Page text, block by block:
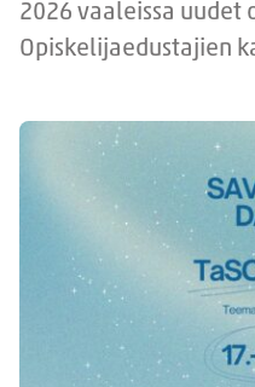
2026 vaaleissa uudet
Opiskelijaedustajien